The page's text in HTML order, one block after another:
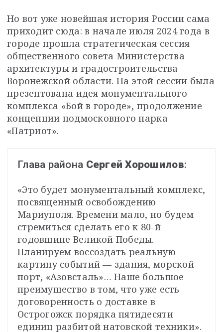
Но вот уже новейшая история России сама
приходит сюда: в начале июля 2024 года в
городе прошла стратегическая сессия
общественного совета Министерства
архитектуры и градостроительства
Воронежской области. На этой сессии была
презентована идея монументального
комплекса «Бой в городе», продолжение
концепции подмосковного парка
«Патриот».
Глава района Сергей Хорошилов:
«Это будет монументальный комплекс,
посвященный освобождению
Мариуполя. Времени мало, но будем
стремиться сделать его к 80-й
годовщине Великой Победы.
Планируем воссоздать реальную
картину событий — здания, морской
порт, «Азовсталь»… Наше большое
преимущество в том, что уже есть
договоренность о доставке в
Острогожск порядка пятидесяти
единиц разбитой натовской техники».